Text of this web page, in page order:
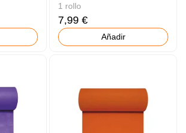
1 rollo
7,99 €
Añadir